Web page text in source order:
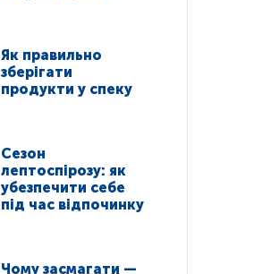
Як правильно
зберігати
продукти у спеку
Сезон
лептоспірозу: як
убезпечити себе
під час відпочинку
Чому засмагати —